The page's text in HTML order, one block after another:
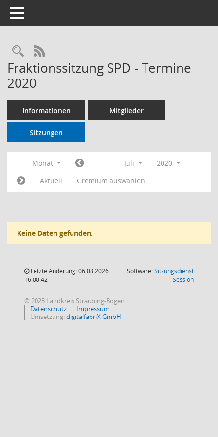
Toggle navigation
RSS-Feed
Fraktionssitzung SPD - Termine
2020
Informationen Mitglieder
Sitzungen
Monat Juli
2020
Aktuell
Gremium auswählen
Keine Daten gefunden.
Letzte Änderung: 06.08.2026
16:00:42
Software:Sitzungsdienst
Session(Wird in
© 2023 Landkreis Straubing-Bogen
Datenschutz
Impressum
Umsetzung:digitalfabriX GmbH